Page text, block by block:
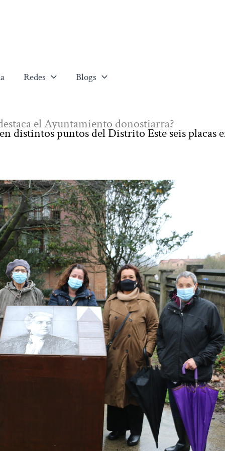
Redes Blogs
el Ayuntamiento donostiarra?
distintos puntos del Distrito Este seis placas